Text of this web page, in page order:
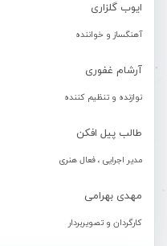
ایوب گلزاری
آهنگساز و خواننده
آرشام غفوری
نوازنده و تنظیم کننده
طالب پیل افکن
مدیر اجرایی ، فعال هنری
مهدی بهرامی
کارگردان و تصویربردار